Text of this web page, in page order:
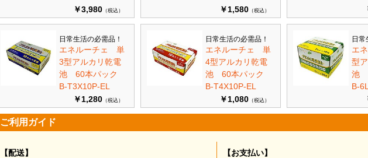
￥3,980 （税込）
￥1,580 （税込）
日常生活の必需品！
エネルーチェ 単
3型アルカリ乾電
池 60本パック
B-T3X10P-EL
￥1,280 （税込）
日常生活の必需品！
エネルーチェ 単
4型アルカリ乾電
池 60本パック
B-T4X10P-EL
￥1,080 （税込）
日常
エ
型
池
B-
ご利用ガイド
【配送】
【お支払い】